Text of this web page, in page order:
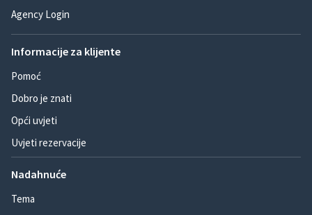
Agency Login
Informacije za klijente
Pomoć
Dobro je znati
Opći uvjeti
Uvjeti rezervacije
Nadahnuće
Tema